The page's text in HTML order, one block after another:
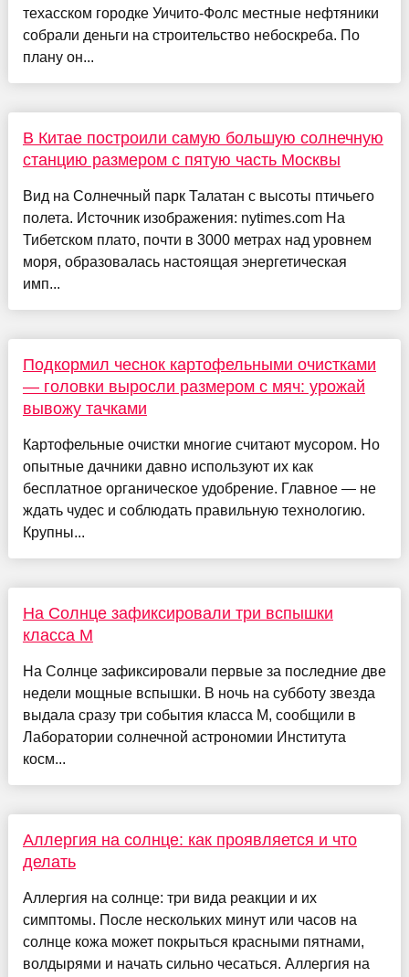
техасском городке Уичито-Фолс местные нефтяники
собрали деньги на строительство небоскреба. По
плану он...
В Китае построили самую большую солнечную
станцию размером с пятую часть Москвы
Вид на Солнечный парк Талатан с высоты птичьего
полета. Источник изображения: nytimes.com На
Тибетском плато, почти в 3000 метрах над уровнем
моря, образовалась настоящая энергетическая
имп...
Подкормил чеснок картофельными очистками
— головки выросли размером с мяч: урожай
вывожу тачками
Картофельные очистки многие считают мусором. Но
опытные дачники давно используют их как
бесплатное органическое удобрение. Главное — не
ждать чудес и соблюдать правильную технологию.
Крупны...
На Солнце зафиксировали три вспышки
класса M
На Солнце зафиксировали первые за последние две
недели мощные вспышки. В ночь на субботу звезда
выдала сразу три события класса М, сообщили в
Лаборатории солнечной астрономии Института
косм...
Аллергия на солнце: как проявляется и что
делать
Аллергия на солнце: три вида реакции и их
симптомы. После нескольких минут или часов на
солнце кожа может покрыться красными пятнами,
волдырями и начать сильно чесаться. Аллергия на